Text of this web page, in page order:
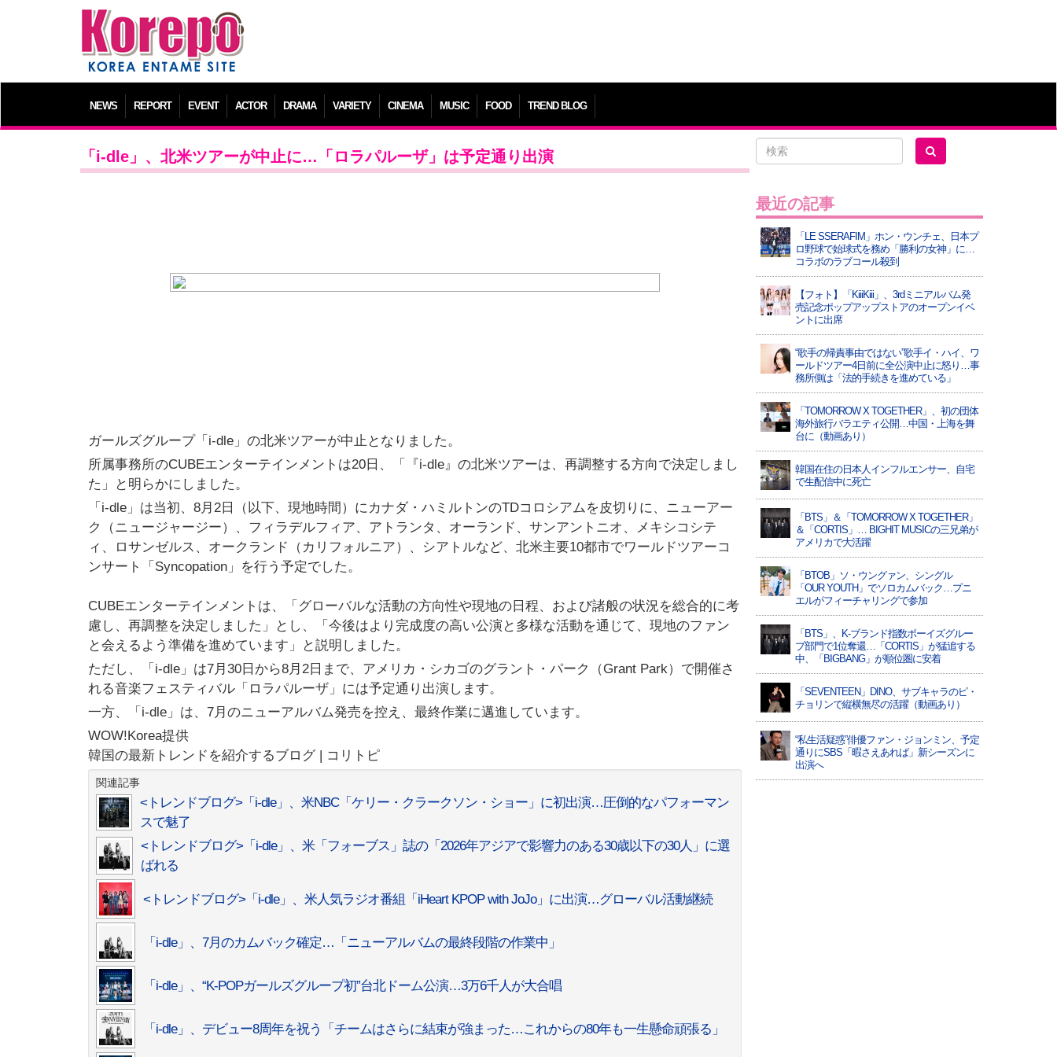
NEWS REPORT EVENT ACTOR DRAMA VARIETY CINEMA MUSIC FOOD TREND BLOG
「i-dle」、北米ツアーが中止に…「ロラパルーザ」は予定通り出演
ガールズグループ「i-dle」の北米ツアーが中止となりました。
所属事務所のCUBEエンターテインメントは20日、「『i-dle』の北米ツアーは、再調整する方向で決定しまし
た」と明らかにしました。
「i-dle」は当初、8月2日（以下、現地時間）にカナダ・ハミルトンのTDコロシアムを皮切りに、ニューアー
ク（ニュージャージー）、フィラデルフィア、アトランタ、オーランド、サンアントニオ、メキシコシテ
ィ、ロサンゼルス、オークランド（カリフォルニア）、シアトルなど、北米主要10都市でワールドツアーコ
ンサート「Syncopation」を行う予定でした。
CUBEエンターテインメントは、「グローバルな活動の方向性や現地の日程、および諸般の状況を総合的に考
慮し、再調整を決定しました」とし、「今後はより完成度の高い公演と多様な活動を通じて、現地のファン
と会えるよう準備を進めています」と説明しました。
ただし、「i-dle」は7月30日から8月2日まで、アメリカ・シカゴのグラント・パーク（Grant Park）で開催さ
れる音楽フェスティバル「ロラパルーザ」には予定通り出演します。
一方、「i-dle」は、7月のニューアルバム発売を控え、最終作業に邁進しています。
WOW!Korea提供
韓国の最新トレンドを紹介するブログ | コリトピ
関連記事
<トレンドブログ>「i-dle」、米NBC「ケリー・クラークソン・ショー」に初出演…圧倒的なパフォーマン
スで魅了
<トレンドブログ>「i-dle」、米「フォーブス」誌の「2026年アジアで影響力のある30歳以下の30人」に選
ばれる
<トレンドブログ>「i-dle」、米人気ラジオ番組「iHeart KPOP with JoJo」に出演…グローバル活動継続
「i-dle」、7月のカムバック確定…「ニューアルバムの最終段階の作業中」
「i-dle」、“K-POPガールズグループ初”台北ドーム公演…3万6千人が大合唱
「i-dle」、デビュー8周年を祝う「チームはさらに結束が強まった…これからの80年も一生懸命頑張る」
最近の記事
「LE SSERAFIM」ホン・ウンチェ、日本プ
ロ野球で始球式を務め「勝利の女神」に…
コラボのラブコール殺到
【フォト】「KiiiKiii」、3rdミニアルバム発
売記念ポップアップストアのオープンイベ
ントに出席
“歌手の帰責事由ではない”歌手イ・ハイ、ワ
ールドツアー4日前に全公演中止に怒り…事
務所側は「法的手続きを進めている」
「TOMORROW X TOGETHER」、初の団体
海外旅行バラエティ公開…中国・上海を舞
台に（動画あり）
韓国在住の日本人インフルエンサー、自宅
で生配信中に死亡
「BTS」＆「TOMORROW X TOGETHER」
＆「CORTIS」… BIGHIT MUSICの三兄弟が
アメリカで大活躍
「BTOB」ソ・ウングァン、シングル
「OUR YOUTH」でソロカムバック…プニ
エルがフィーチャリングで参加
「BTS」、K-ブランド指数ボーイズグルー
プ部門で1位奪還…「CORTIS」が猛追する
中、「BIGBANG」が順位圏に安着
「SEVENTEEN」DINO、サブキャラのピ・
チョリンで縦横無尽の活躍（動画あり）
“私生活疑惑”俳優ファン・ジョンミン、予定
通りにSBS「暇さえあれば」新シーズンに
出演へ